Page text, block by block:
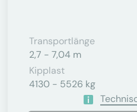
Transportlänge
2,7 - 7,04 m
Kipplast
4130 - 5526 kg